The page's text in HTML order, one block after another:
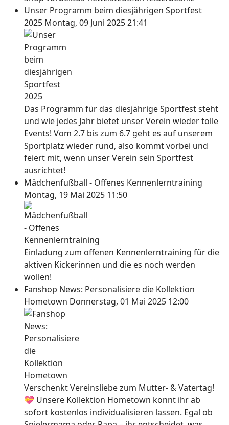
Unser Programm beim diesjährigen Sportfest
2025 Montag, 09 Juni 2025 21:41
Das Programm für das diesjährige Sportfest steht
und wie jedes Jahr bietet unser Verein wieder tolle
Events! Vom 2.7 bis zum 6.7 geht es auf unserem
Sportplatz wieder rund, also kommt vorbei und
feiert mit, wenn unser Verein sein Sportfest
ausrichtet!
Mädchenfußball - Offenes Kennenlerntraining
Montag, 19 Mai 2025 11:50
Einladung zum offenen Kennenlerntraining für die
aktiven Kickerinnen und die es noch werden
wollen!
Fanshop News: Personalisiere die Kollektion
Hometown Donnerstag, 01 Mai 2025 12:00
Verschenkt Vereinsliebe zum Mutter- & Vatertag!
💝 Unsere Kollektion Hometown könnt ihr ab
sofort kostenlos individualisieren lassen. Egal ob